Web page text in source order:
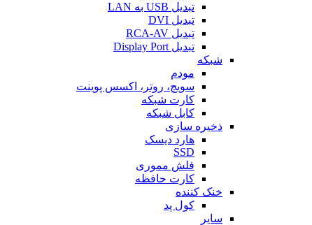
تبدیل USB به LAN
تبدیل DVI
تبدیل RCA-AV
تبدیل Display Port
شبکه
مودم
سویچ، روتر، اکسس پوینت
کارت شبکه
کابل شبکه
ذخیره سازی
هارد دیسک
SSD
فلش مموری
کارت حافظه
خنک کننده
کول پد
سایر